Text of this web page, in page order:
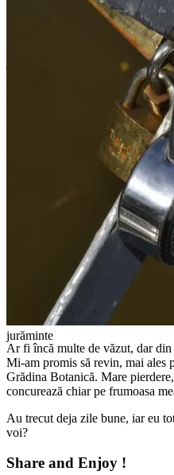
jurăminte
Ar fi încă multe de văzut, dar
Mi-am promis să revin, mai ales
Grădina Botanică. Mare
concurează chiar pe frumoasa
Au trecut deja zile bune, iar eu
voi?
Share and Enjoy !